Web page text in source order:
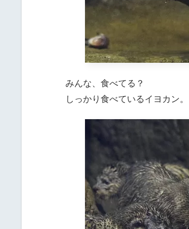
みんな、食べてる？
しっかり食べているイヨカン。